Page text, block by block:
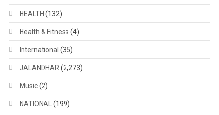
HEALTH (132)
Health & Fitness (4)
International (35)
JALANDHAR(2,273)
Music(2)
NATIONAL(199)